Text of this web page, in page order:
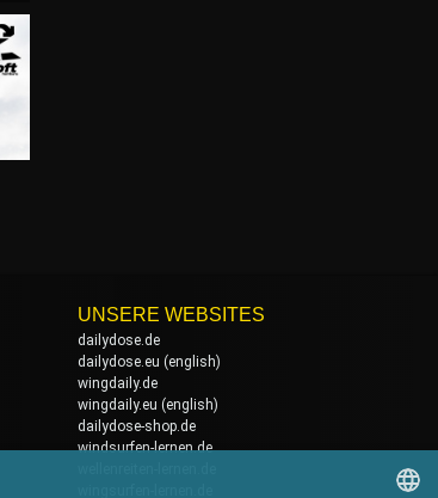
UNSERE WEBSITES
dailydose.de
dailydose.eu (english)
wingdaily.de
wingdaily.eu (english)
dailydose-shop.de
windsurfen-lernen.de